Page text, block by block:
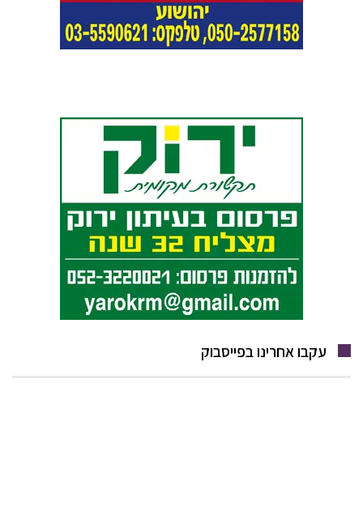
עקבו אחרינו בפייסבוק